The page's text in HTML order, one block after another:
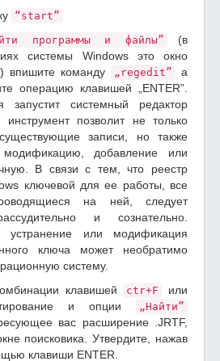
“start”
программы и файлы”
(в
системы Windows это окно
) впишите команду „regedit”
а
операцию клавишей „ENTER”.
запустит системный редактор
инструмент позволит не только
записи, но также
добавление или
В связи с тем, что реестр
ключевой для ее работы, все
на ней, следует
и сознательно.
устранение или модификация
ключа может необратимо
систему.
клавишей
ctr+F
или
и опции
„Найти”
вас расширение .JRTF,
поисковика. Утвердите, нажав
клавиши ENTER.